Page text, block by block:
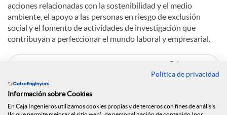
acciones relacionadas con la sostenibilidad y el medio
ambiente, el apoyo a las personas en riesgo de exclusión
social y el fomento de actividades de investigación que
contribuyan a perfeccionar el mundo laboral y empresarial.
C
Política de privacidad
Información sobre Cookies
En Caja Ingenieros utilizamos cookies propias y de terceros con fines de análisis